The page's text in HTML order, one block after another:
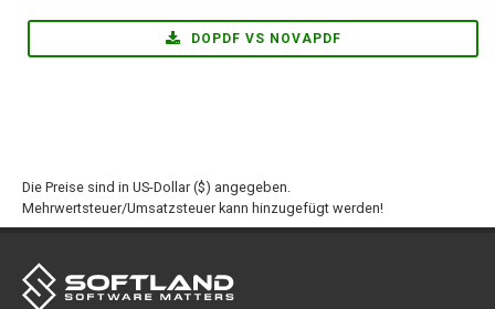
DOPDF VS NOVAPDF
Die Preise sind in US-Dollar ($) angegeben.
Mehrwertsteuer/Umsatzsteuer kann hinzugefügt werden!